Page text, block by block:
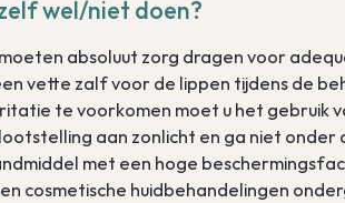
wel/niet doen?
absoluut zorg dragen voor
vette zalf voor de lippen tijdens de
te voorkomen moet u het gebruik
aan zonlicht en ga niet onder
met een hoge
cosmetische huidbehandelingen